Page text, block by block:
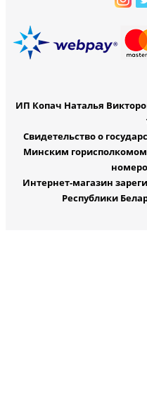
ИП Копач Наталья
Свидетельство о
Минским горисполкомом
Интернет-магазин
Республики